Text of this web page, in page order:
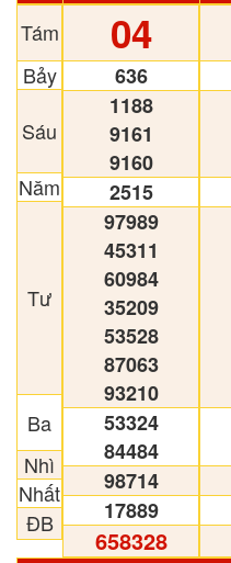
Tám
Bảy
Sáu
Năm
Tư
Ba
Nhì
Nhất
ĐB
04
636
1188
9161
9160
2515
97989
45311
60984
35209
53528
87063
93210
53324
84484
98714
17889
658328